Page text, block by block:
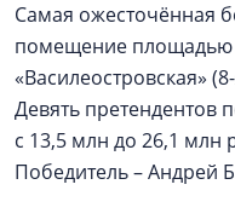
Самая ожесточённая
помещение площадью
«Василеостровская»
Девять претендентов
с 13,5 млн до 26,1 млн
Победитель – Андрей